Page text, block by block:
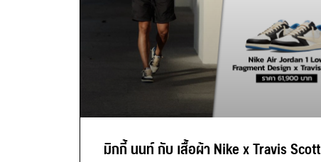
มิกกี้ นนท์ กับ เสื้อผ้า Nike x Travis Scott